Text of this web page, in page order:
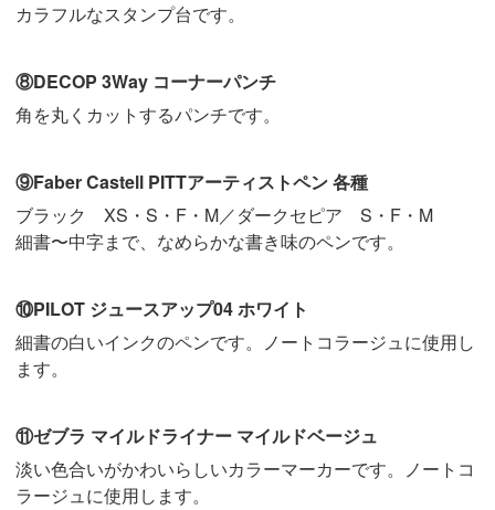
カラフルなスタンプ台です。
⑧DECOP 3Way コーナーパンチ
角を丸くカットするパンチです。
⑨Faber Castell PITTアーティストペン 各種
ブラック XS・S・F・M／ダークセピア S・F・M
細書〜中字まで、なめらかな書き味のペンです。
⑩PILOT ジュースアップ04 ホワイト
細書の白いインクのペンです。ノートコラージュに使用し
ます。
⑪ゼブラ マイルドライナー マイルドベージュ
淡い色合いがかわいらしいカラーマーカーです。ノートコ
ラージュに使用します。